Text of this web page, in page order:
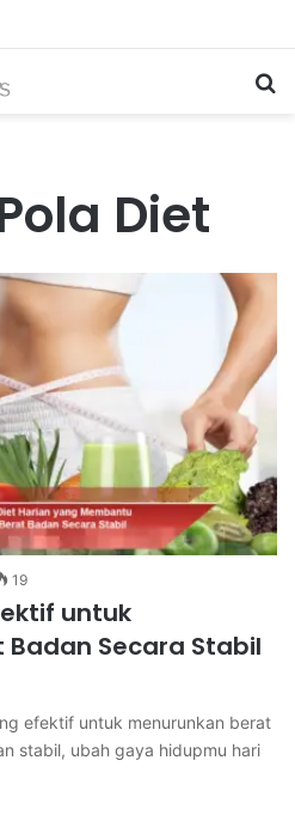
Diet
19
untuk
Badan Secara Stabil
efektif untuk menurunkan berat
stabil, ubah gaya hidupmu hari